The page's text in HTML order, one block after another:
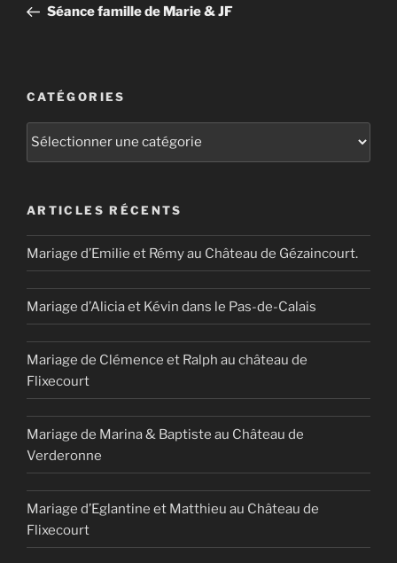
l’article
précédent
Séance famille de Marie & JF
CATÉGORIES
Catégories
ARTICLES RÉCENTS
Mariage d’Emilie et Rémy au Château de Gézaincourt.
Mariage d’Alicia et Kévin dans le Pas-de-Calais
Mariage de Clémence et Ralph au château de
Flixecourt
Mariage de Marina & Baptiste au Château de
Verderonne
Mariage d’Eglantine et Matthieu au Château de
Flixecourt